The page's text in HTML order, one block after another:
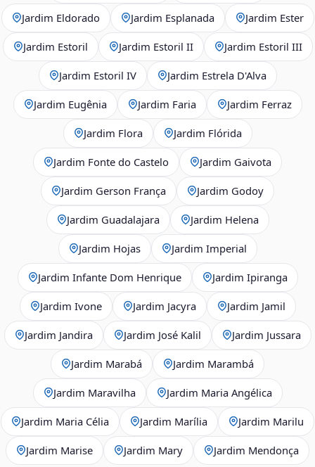
Jardim Eldorado Jardim Esplanada Jardim Ester
Jardim Estoril Jardim Estoril II Jardim Estoril III
Jardim Estoril IV Jardim Estrela D'Alva
Jardim Eugênia Jardim Faria Jardim Ferraz
Jardim Flora Jardim Flórida
Jardim Fonte do Castelo Jardim Gaivota
Jardim Gerson França Jardim Godoy
Jardim Guadalajara Jardim Helena
Jardim Hojas Jardim Imperial
Jardim Infante Dom Henrique Jardim Ipiranga
Jardim Ivone Jardim Jacyra Jardim Jamil
Jardim Jandira Jardim José Kalil Jardim Jussara
Jardim Marabá Jardim Marambá
Jardim Maravilha Jardim Maria Angélica
Jardim Maria Célia Jardim Marília Jardim Marilu
Jardim Marise Jardim Mary Jardim Mendonça